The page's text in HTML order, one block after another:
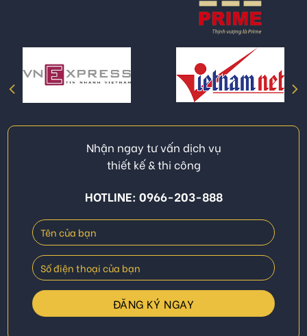
Nhận ngay tư vấn dịch vụ
thiết kế & thi công
HOTLINE: 0966-203-888